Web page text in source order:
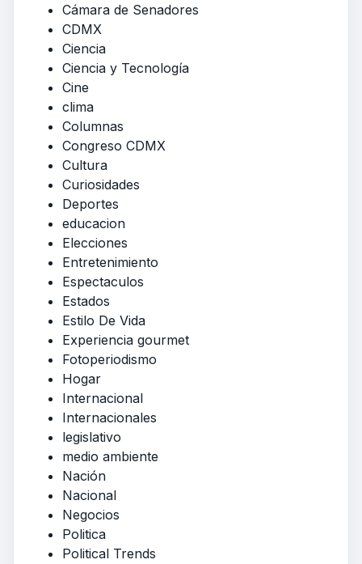
Cámara de Senadores
CDMX
Ciencia
Ciencia y Tecnología
Cine
clima
Columnas
Congreso CDMX
Cultura
Curiosidades
Deportes
educacion
Elecciones
Entretenimiento
Espectaculos
Estados
Estilo De Vida
Experiencia gourmet
Fotoperiodismo
Hogar
Internacional
Internacionales
legislativo
medio ambiente
Nación
Nacional
Negocios
Politica
Political Trends